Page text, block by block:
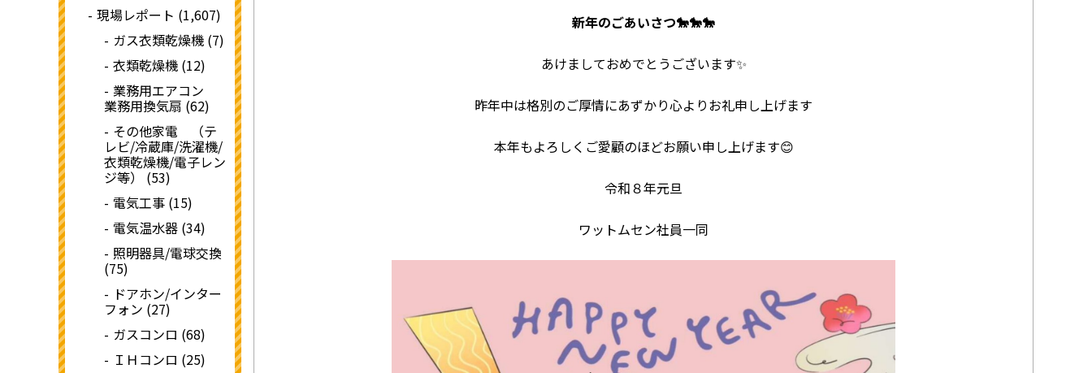
新年のごあいさつ🐎🐎🐎
あけましておめでとうございます✨
昨年中は格別のご厚情にあずかり心よりお礼申し上げます
本年もよろしくご愛顧のほどお願い申し上げます😊
令和８年元旦
ワットムセン社員一同
現場レポート (1,607)
ガス衣類乾燥機 (7)
衣類乾燥機 (12)
業務用エアコン
業務用換気扇 (62)
その他家電 （テ
レビ/冷蔵庫/洗濯機/
衣類乾燥機/電子レン
ジ等） (53)
電気工事 (15)
電気温水器 (34)
照明器具/電球交換
(75)
ドアホン/インター
フォン (27)
ガスコンロ (68)
ＩＨコンロ (25)